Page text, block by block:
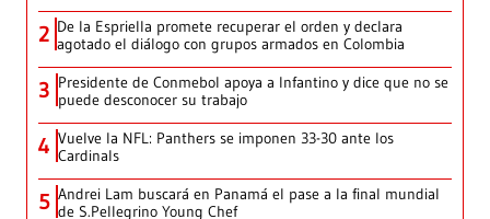
2 De la Espriella promete recuperar el orden y declara
agotado el diálogo con grupos armados en Colombia
3 Presidente de Conmebol apoya a Infantino y dice que no se
puede desconocer su trabajo
4 Vuelve la NFL: Panthers se imponen 33-30 ante los
Cardinals
5 Andrei Lam buscará en Panamá el pase a la final mundial
de S.Pellegrino Young Chef